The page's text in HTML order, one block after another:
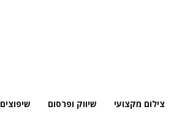
צילום מקצועי שיווק ופרסום שיפוצים